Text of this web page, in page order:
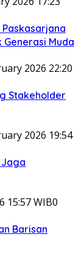
Paskasarjana
Generasi Muda
2026 22:20
Stakeholder
2026 19:54
Jaga
15:57 WIB0
Barisan